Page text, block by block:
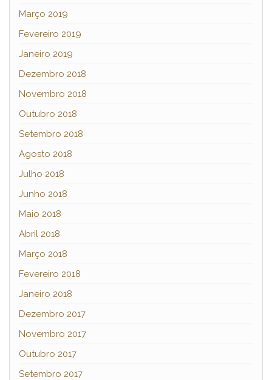
Março 2019
Fevereiro 2019
Janeiro 2019
Dezembro 2018
Novembro 2018
Outubro 2018
Setembro 2018
Agosto 2018
Julho 2018
Junho 2018
Maio 2018
Abril 2018
Março 2018
Fevereiro 2018
Janeiro 2018
Dezembro 2017
Novembro 2017
Outubro 2017
Setembro 2017